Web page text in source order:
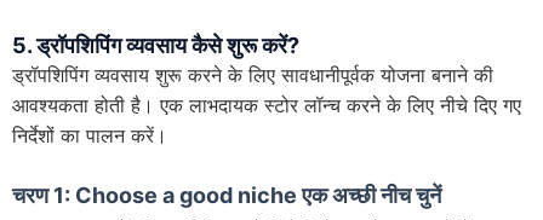
5. ड्रॉपशिपिंग व्यवसाय कैसे शुरू करें?
ड्रॉपशिपिंग व्यवसाय शुरू करने के लिए सावधानीपूर्वक योजना बनाने की
आवश्यकता होती है। एक लाभदायक स्टोर लॉन्च करने के लिए नीचे दिए गए
निर्देशों का पालन करें।
चरण 1: Choose a good nicheएक अच्छी नीच चुनें